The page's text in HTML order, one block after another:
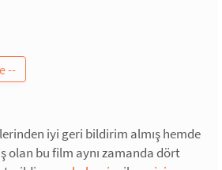
iyi geri bildirim almış hemde
olan bu film aynı zamanda dört